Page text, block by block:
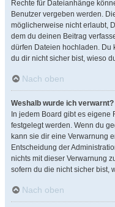
Rechte für Dateianhänge
Benutzer vergeben werden.
möglicherweise nicht erlaubt,
dem du deinen Beitrag
dürfen Dateien hochladen. Du
du dir nicht sicher bist, wieso
Nach oben
Weshalb wurde ich verwarnt?
In jedem Board gibt es eigene
festgelegt werden. Wenn du
kann sie dir eine Verwarnung
Entscheidung der
nichts mit dieser Verwarnung
sofern du die nicht sicher bist,
Nach oben